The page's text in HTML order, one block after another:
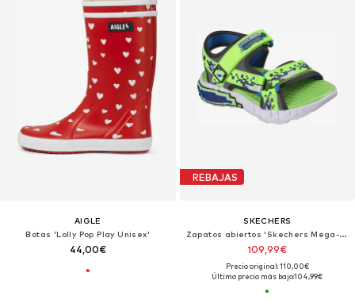
AIGLE
Botas 'Lolly Pop Play Unisex'
44,00€
REBAJAS
SKECHERS
Zapatos abiertos 'Skechers Mega-splash 4k'
109,99€
Precio original: 110,00€
Último precio más bajo:104,99€